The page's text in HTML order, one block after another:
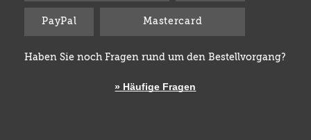
PayPal Mastercard
Haben Sie noch Fragen rund um den Bestellvorgang?
» Häufige Fragen